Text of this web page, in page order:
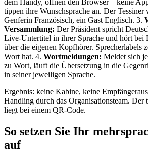
tippen ihre Wunschsprache an. Der
Genferin Französisch, ein Gast Englisch. 3.
Versammlung: Der Präsident spricht
Live-Untertitel in ihrer Sprache und hört bei
über die eigenen Kopfhörer. Sprecherlabels
Wort hat. 4. Wortmeldungen: Meldet sich
zu Wort, läuft die Übersetzung in die
in seiner jeweiligen Sprache.
Ergebnis: keine Kabine, keine
Handling durch das Organisationsteam. Der
liegt bei einem QR-Code.
So setzen Sie Ihr
auf